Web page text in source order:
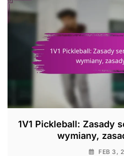
1V1 Pickleball: Zasady
wymiany,
FEB 3,